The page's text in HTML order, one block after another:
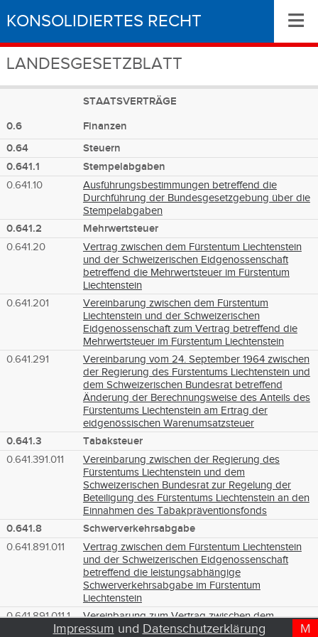
KONSOLIDIERTES RECHT
LANDESGESETZBLATT
≡
STAATSVERTRÄGE
0.6
Finanzen
0.64
Steuern
0.641.1
Stempelabgaben
0.641.10
Ausführungsbestimmungen betreffend die
Durchführung der Bundesgesetzgebung über die
Stempelabgaben
0.641.2 Mehrwertsteuer
0.641.20
Vertrag zwischen dem Fürstentum Liechtenstein
und der Schweizerischen Eidgenossenschaft
betreffend die Mehrwertsteuer im Fürstentum
Liechtenstein
0.641.201
Vereinbarung zwischen dem Fürstentum
Liechtenstein und der Schweizerischen
Eidgenossenschaft zum Vertrag betreffend die
Mehrwertsteuer im Fürstentum Liechtenstein
0.641.291
Vereinbarung vom 24. September 1964 zwischen
der Regierung des Fürstentums Liechtenstein und
dem Schweizerischen Bundesrat betreffend
Änderung der Berechnungsweise des Anteils des
Fürstentums Liechtenstein am Ertrag der
eidgenössischen Warenumsatzsteuer
0.641.3 Tabaksteuer
0.641.391.011
Vereinbarung zwischen der Regierung des
Fürstentums Liechtenstein und dem
Schweizerischen Bundesrat zur Regelung der
Beteiligung des Fürstentums Liechtenstein an den
Einnahmen des Tabakpräventionsfonds
0.641.8 Schwerverkehrsabgabe
0.641.891.011
Vertrag zwischen dem Fürstentum Liechtenstein
und der Schweizerischen Eidgenossenschaft
betreffend die leistungsabhängige
Schwerverkehrsabgabe im Fürstentum
Liechtenstein
0.641.891.011.1
Vereinbarung zum Vertrag zwischen dem
Fürstentum Liechtenstein und der
D
T
M
Impressum und Datenschutzerklärung